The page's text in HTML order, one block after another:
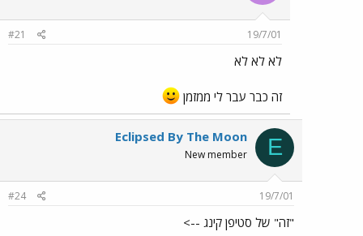
19/7/01
#21
לא לא לא
זה כבר עבר לי ממזמן
E
Eclipsed By The Moon
New member
19/7/01
#24
"זה" של סטיפן קינג -->